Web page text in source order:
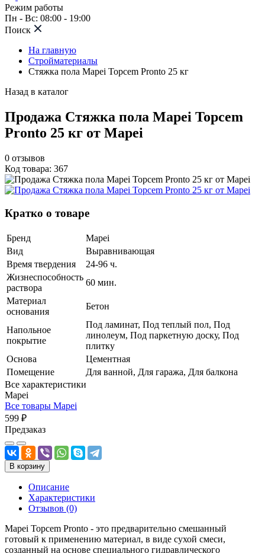
Режим работы
Пн - Вс: 08:00 - 19:00
Поиск
На главную
Стройматериалы
Стяжка пола Mapei Topcem Pronto 25 кг
Назад в каталог
Продажа Стяжка пола Mapei Topcem
Pronto 25 кг от Mapei
0 отзывов
Код товара: 367
Кратко о товаре
Бренд
Mapei
Вид
Выравнивающая
Время твердения
24-96 ч.
Жизнеспособность
раствора
60 мин.
Материал
основания
Бетон
Напольное
покрытие
Под ламинат, Под теплый пол, Под
линолеум, Под паркетную доску, Под
плитку
Основа
Цементная
Помещение
Для ванной, Для гаража, Для балкона
Все характеристики
Mapei
Все товары Mapei
599 ₽
Предзаказ
В корзину
Описание
Характеристики
Отзывов (0)
Mapei Topcem Pronto - это предварительно смешанный
готовый к применению материал, в виде сухой смеси,
созданный на основе специального гидравлического